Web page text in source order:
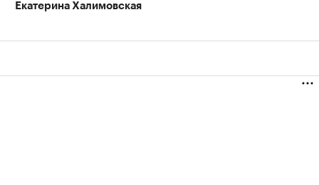
Екатерина Халимовская